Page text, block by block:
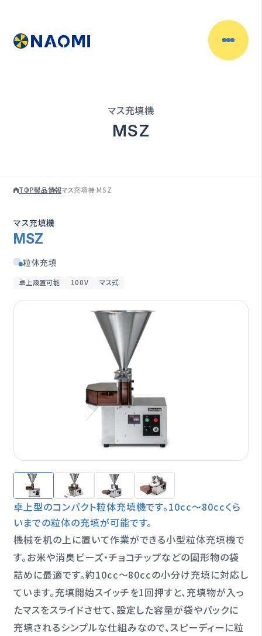
マス充填機
MSZ
TOP製品情報マス充填機 MSZ
充填機一覧
充填ラインの自動化
（自動充填機）
オプション一覧
修理受付期間終了製品
マス充填機
MSZ
粒体充填
卓上設置可能 100V マス式
卓上型のコンパクト粒体充填機です。10cc〜80ccくら
いまでの粒体の充填が可能です。
機械を机の上に置いて作業ができる小型粒体充填機で
す。お米や消臭ビーズ・チョコチップなどの固形物の袋
詰めに最適です。約10cc〜80ccの小分け充填に対応し
ています。充填開始スイッチを1回押すと、充填物が入っ
たマスをスライドさせて、設定した容量が袋やパックに
充填されるシンプルな仕組みなので、スピーディーに粒